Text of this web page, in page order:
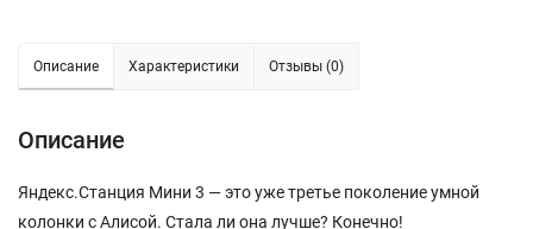
Описание Характеристики Отзывы (0)
Описание
Яндекс.Станция Мини 3 — это уже третье поколение умной
колонки с Алисой. Стала ли она лучше? Конечно!